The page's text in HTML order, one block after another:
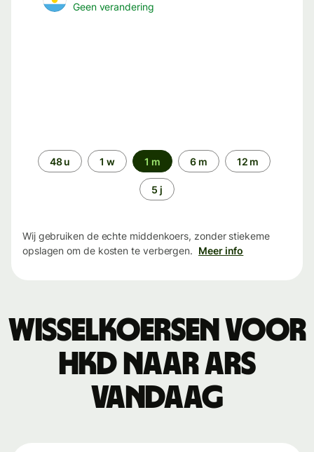
Geen verandering
Periode48 u 1 w 1 m 6 m 12 m
5 j
Wij gebruiken de echte middenkoers, zonder stiekeme
opslagen om de kosten te verbergen. Meer info
Wisselkoersen voor
HKD naar ARS
vandaag